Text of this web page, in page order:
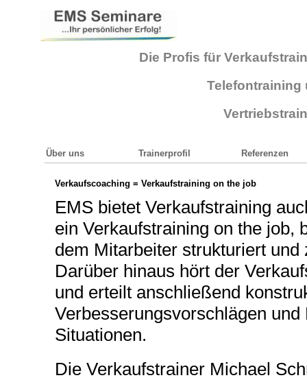
Die Profis für
Telefontraining
Über uns Trainerprofil Referenzen
Verkaufscoaching = Verkaufstraining on the job
EMS bietet Verkaufstraining
ein Verkaufstraining on the job,
dem Mitarbeiter strukturiert
Darüber hinaus hört der
und erteilt anschließend
Verbesserungsvorschlägen
Situationen.
Die Verkaufstrainer Michael